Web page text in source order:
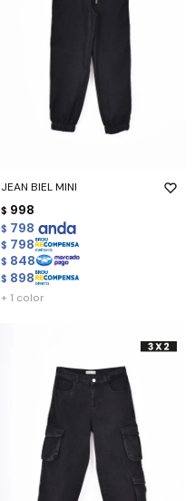
JEAN BIEL MINI
$ 998
$ 798
$ 798
$ 848
$ 898
+ 1 color